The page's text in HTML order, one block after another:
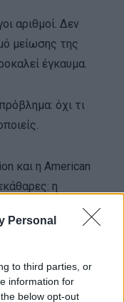
Personal
to third parties, or
information for
below opt-out
αριθμοί. Δεν
μείωσης της
έγκαυμα.
όχι τι
και η American
η
εξαρτάται
όρος.
και